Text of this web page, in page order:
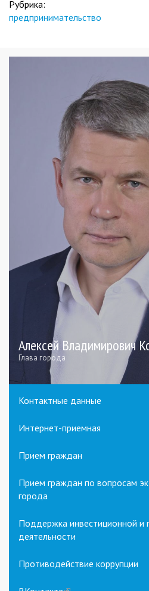
Рубрика:
предпринимательство
Алексей Владимирович
Глава города
Контактные данные
Интернет-приемная
Прием граждан
Прием граждан по вопросам
города
Поддержка инвестиционной и
деятельности
Противодействие коррупции